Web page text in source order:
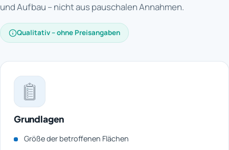
und Aufbau – nicht aus pauschalen Annahmen.
Qualitativ – ohne Preisangaben
Grundlagen
Größe der betroffenen Flächen